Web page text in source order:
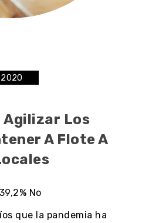
2020
Agilizar Los
A Flote A
No
que la pandemia ha